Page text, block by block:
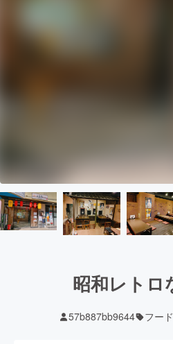
昭和レトロ
57b887bb9644 フー